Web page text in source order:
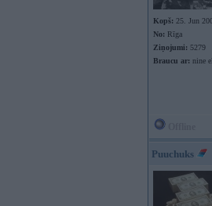
Kopš: 25. Jun
No: Rīga
Ziņojumi: 5279
Braucu ar: nine
Puuchuks